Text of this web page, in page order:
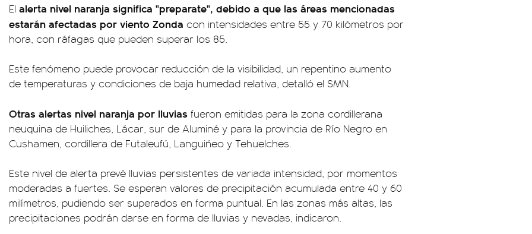
El alerta nivel naranja significa "preparate", debido a que las áreas mencionadas
estarán afectadas por viento Zonda con intensidades entre 55 y 70 kilómetros por
hora, con ráfagas que pueden superar los 85.
Este fenómeno puede provocar reducción de la visibilidad, un repentino aumento
de temperaturas y condiciones de baja humedad relativa, detalló el SMN.
Otras alertas nivel naranja por lluvias fueron emitidas para la zona cordillerana
neuquina de Huiliches, Lácar, sur de Aluminé y para la provincia de Río Negro en
Cushamen, cordillera de Futaleufú, Languiñeo y Tehuelches.
Este nivel de alerta prevé lluvias persistentes de variada intensidad, por momentos
moderadas a fuertes. Se esperan valores de precipitación acumulada entre 40 y 60
milímetros, pudiendo ser superados en forma puntual. En las zonas más altas, las
precipitaciones podrán darse en forma de lluvias y nevadas, indicaron.